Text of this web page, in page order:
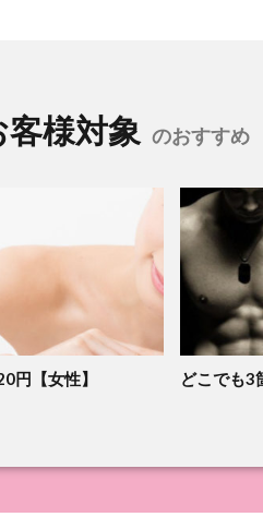
様対象 のおすすめ
円【女性】 どこでも3